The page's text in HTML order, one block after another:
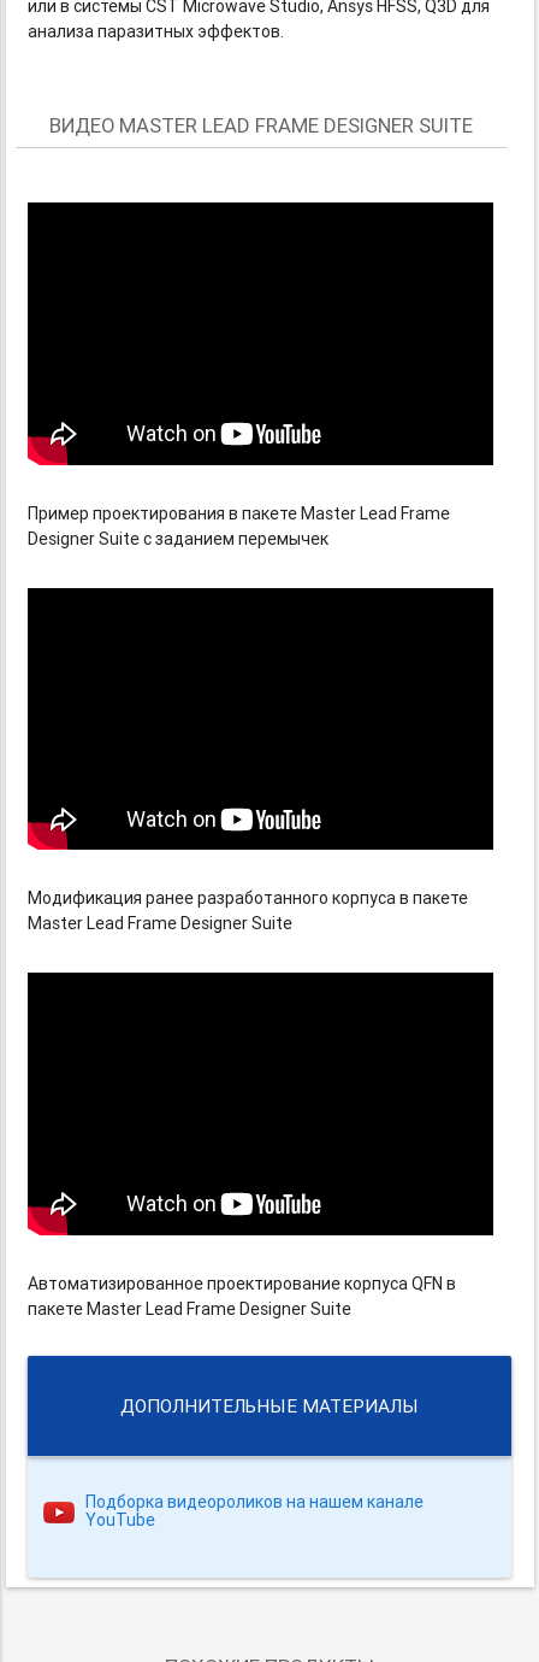
или в системы CST Microwave Studio, Ansys HFSS, Q3D для
анализа паразитных эффектов.
ВИДЕО MASTER LEAD FRAME DESIGNER SUITE
Пример проектирования в пакете Master Lead Frame
Designer Suite с заданием перемычек
Модификация ранее разработанного корпуса в пакете
Master Lead Frame Designer Suite
Автоматизированное проектирование корпуса QFN в
пакете Master Lead Frame Designer Suite
ДОПОЛНИТЕЛЬНЫЕ МАТЕРИАЛЫ
Подборка видеороликов на нашем канале
YouTube